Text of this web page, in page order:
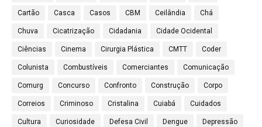
Cartão Casca Casos CBM Ceilândia Chá
Chuva Cicatrização Cidadania Cidade Ocidental
Ciências Cinema Cirurgia Plástica CMTT Coder
Colunista Combustíveis Comerciantes Comunicação
Comurg Concurso Confronto Construção Corpo
Correios Criminoso Cristalina Cuiabá Cuidados
Cultura Curiosidade Defesa Civil Dengue Depressão